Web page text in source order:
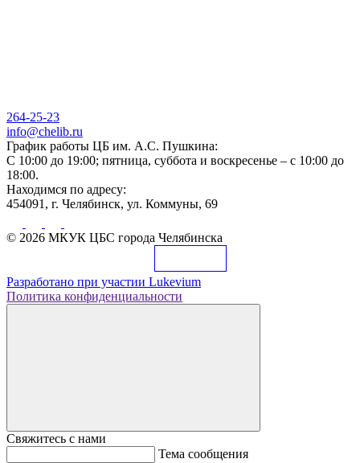
264-25-23
info@chelib.ru
График работы ЦБ им. А.С. Пушкина:
С 10:00 до 19:00; пятница, суббота и воскресенье – с 10:00 до
18:00.
Находимся по адресу:
454091, г. Челябинск, ул. Коммуны, 69
© 2026 МКУК ЦБС города Челябинска
Разработано при участии Lukevium
Политика конфиденциальности
Свяжитесь с нами
Тема сообщения